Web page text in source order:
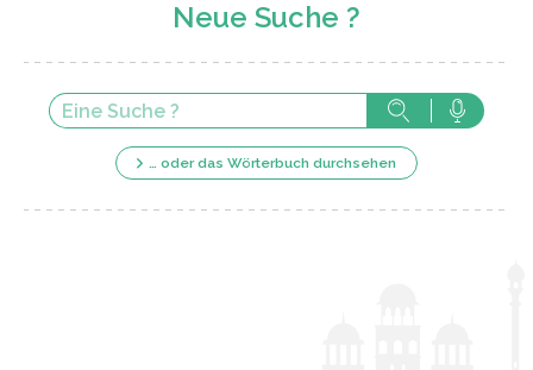
Neue Suche ?
… oder das Wörterbuch durchsehen